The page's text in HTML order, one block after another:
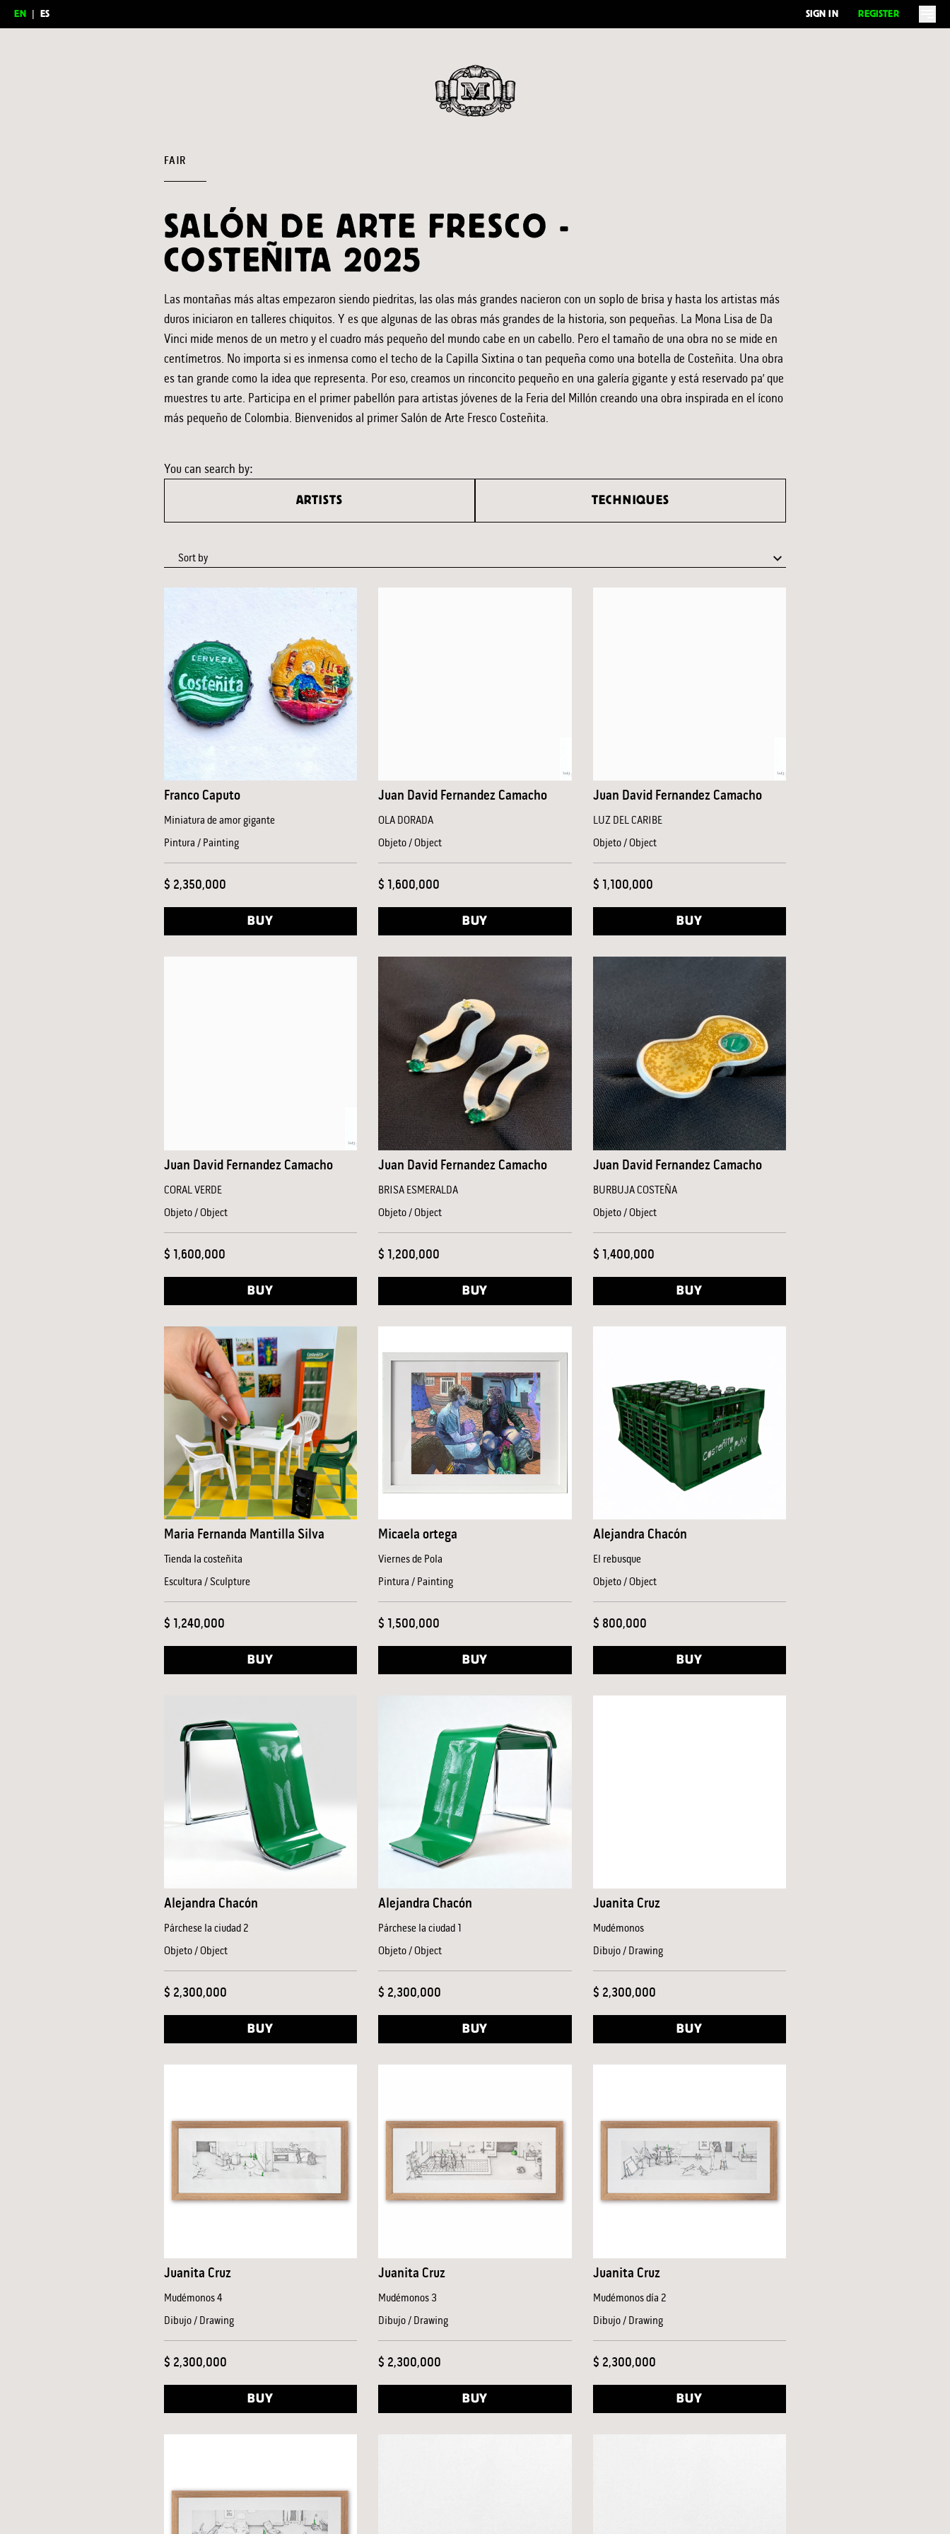
EN | ES SIGN IN REGISTER
FAIR
SALÓN DE ARTE FRESCO -
COSTEÑITA 2025
Las montañas más altas empezaron siendo piedritas, las olas más grandes nacieron con un soplo de brisa y hasta los artistas más
duros iniciaron en talleres chiquitos. Y es que algunas de las obras más grandes de la historia, son pequeñas. La Mona Lisa de Da
Vinci mide menos de un metro y el cuadro más pequeño del mundo cabe en un cabello. Pero el tamaño de una obra no se mide en
centímetros. No importa si es inmensa como el techo de la Capilla Sixtina o tan pequeña como una botella de Costeñita. Una obra
es tan grande como la idea que representa. Por eso, creamos un rinconcito pequeño en una galería gigante y está reservado pa’ que
muestres tu arte. Participa en el primer pabellón para artistas jóvenes de la Feria del Millón creando una obra inspirada en el ícono
más pequeño de Colombia. Bienvenidos al primer Salón de Arte Fresco Costeñita.
You can search by:
ARTISTS TECHNIQUES
Franco Caputo
Miniatura de amor gigante
Pintura / Painting
$ 2,350,000
BUY
Juan David Fernandez Camacho
OLA DORADA
Objeto / Object
$ 1,600,000
BUY
Juan David Fernandez Camacho
LUZ DEL CARIBE
Objeto / Object
$ 1,100,000
BUY
Juan David Fernandez Camacho
CORAL VERDE
Objeto / Object
$ 1,600,000
BUY
Juan David Fernandez Camacho
BRISA ESMERALDA
Objeto / Object
$ 1,200,000
BUY
Juan David Fernandez Camacho
BURBUJA COSTEÑA
Objeto / Object
$ 1,400,000
BUY
Maria Fernanda Mantilla Silva
Tienda la costeñita
Escultura / Sculpture
$ 1,240,000
BUY
Micaela ortega
Viernes de Pola
Pintura / Painting
$ 1,500,000
BUY
Alejandra Chacón
El rebusque
Objeto / Object
$ 800,000
BUY
Alejandra Chacón
Párchese la ciudad 2
Objeto / Object
$ 2,300,000
BUY
Alejandra Chacón
Párchese la ciudad 1
Objeto / Object
$ 2,300,000
BUY
Juanita Cruz
Mudémonos
Dibujo / Drawing
$ 2,300,000
BUY
Juanita Cruz
Mudémonos 4
Dibujo / Drawing
$ 2,300,000
BUY
Juanita Cruz
Mudémonos 3
Dibujo / Drawing
$ 2,300,000
BUY
Juanita Cruz
Mudémonos día 2
Dibujo / Drawing
$ 2,300,000
BUY